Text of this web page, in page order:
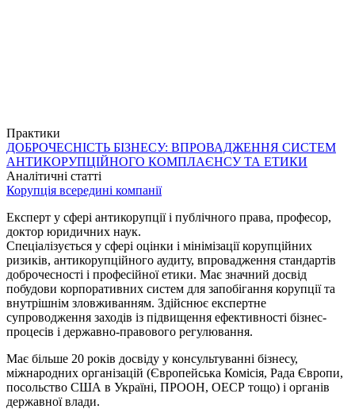
Практики
ДОБРОЧЕСНІСТЬ БІЗНЕСУ: ВПРОВАДЖЕННЯ СИСТЕМ
АНТИКОРУПЦІЙНОГО КОМПЛАЄНСУ ТА ЕТИКИ
Аналітичні статті
Корупція всередині компанії
Експерт у сфері антикорупції і публічного права, професор,
доктор юридичних наук.
Спеціалізується у сфері оцінки і мінімізації корупційних
ризиків, антикорупційного аудиту, впровадження стандартів
доброчесності і професійної етики. Має значний досвід
побудови корпоративних систем для запобігання корупції та
внутрішнім зловживанням. Здійснює експертне
супроводження заходів із підвищення ефективності бізнес-
процесів і державно-правового регулювання.
Має більше 20 років досвіду у консультуванні бізнесу,
міжнародних організацій (Європейська Комісія, Рада Європи,
посольство США в Україні, ПРООН, ОЕСР тощо) і органів
державної влади.